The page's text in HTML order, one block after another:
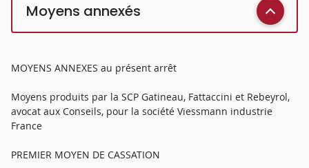
Moyens annexés
MOYENS ANNEXES au présent arrêt
Moyens produits par la SCP Gatineau, Fattaccini et Rebeyrol,
avocat aux Conseils, pour la société Viessmann industrie
France
PREMIER MOYEN DE CASSATION